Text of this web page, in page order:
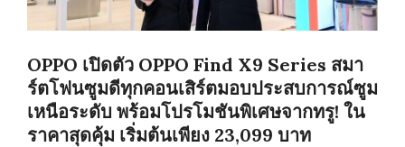
OPPO เปิดตัว OPPO Find X9 Series สมา
ร์ตโฟนซูมดีทุกคอนเสิร์ตมอบประสบการณ์ซูม
เหนือระดับ พร้อมโปรโมชันพิเศษจากทรู! ใน
ราคาสุดคุ้ม เริ่มต้นเพียง 23,099 บาท